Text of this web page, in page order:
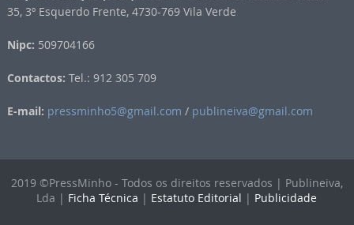
35, 3º Esquerdo Frente, 4730-769 Vila Verde
Nipc: 509704166
Contactos: Tel.: 912 305 709
E-mail: pressminho5@gmail.com / publineiva@gmail.com
2019 ©PressMinho - Todos os direitos reservados | Publineiva,
Lda | Ficha Técnica | Estatuto Editorial | Publicidade